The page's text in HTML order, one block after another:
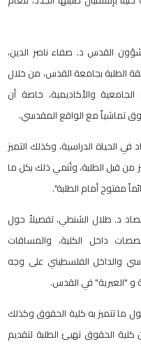
القدس د. صفاء ناصر الدين،
الطلبة بجامعة القدس، من خلال
الجامعية والأكاديمية، خاصة أن
تماشياً مع الواقع المقدسي.
الحياة الدراسية، وكذلك التميز
من قبل الطلبة، وتُنمي ذلك بكل ما
مفتوح أمام الطلبة".
د. طلال الشنطي، تفصيلاً حول
داخل الكلية، والمساقات
والداخل الفلسطيني على وجه
و "العبرية" في القدس.
تتميز به كلية الحقوق وكذلك
ال (2000)، موضحاً أن كلية الحقوق تهيئ الطلبة لتقديم